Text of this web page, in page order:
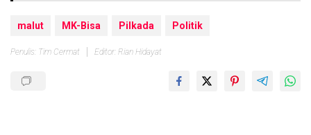
malut MK-Bisa Pilkada Politik
Penulis: Tim Cermat Editor: Rian Hidayat